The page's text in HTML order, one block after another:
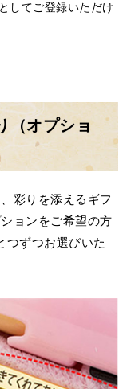
してご登録いただけ
（オプショ
彩りを添えるギフ
ョンをご希望の方
つずつお選びいた